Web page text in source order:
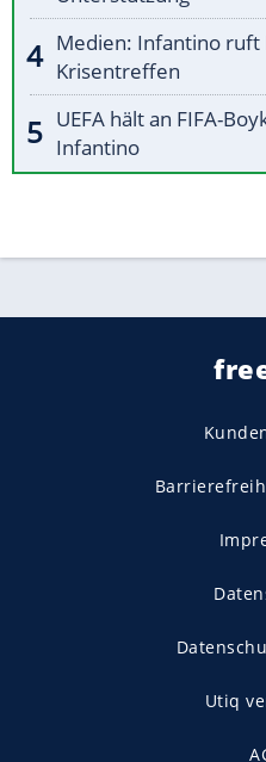
Medien: Infantino ruft
Krisentreffen
UEFA hält an FIFA-
Infantino
Utiq